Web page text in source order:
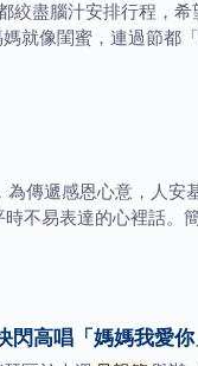
絞盡腦汁安排行程，
就像閨蜜，連過節都
為傳遞感恩心意，人安
時不易表達的心裡話
高唱「媽媽我愛你